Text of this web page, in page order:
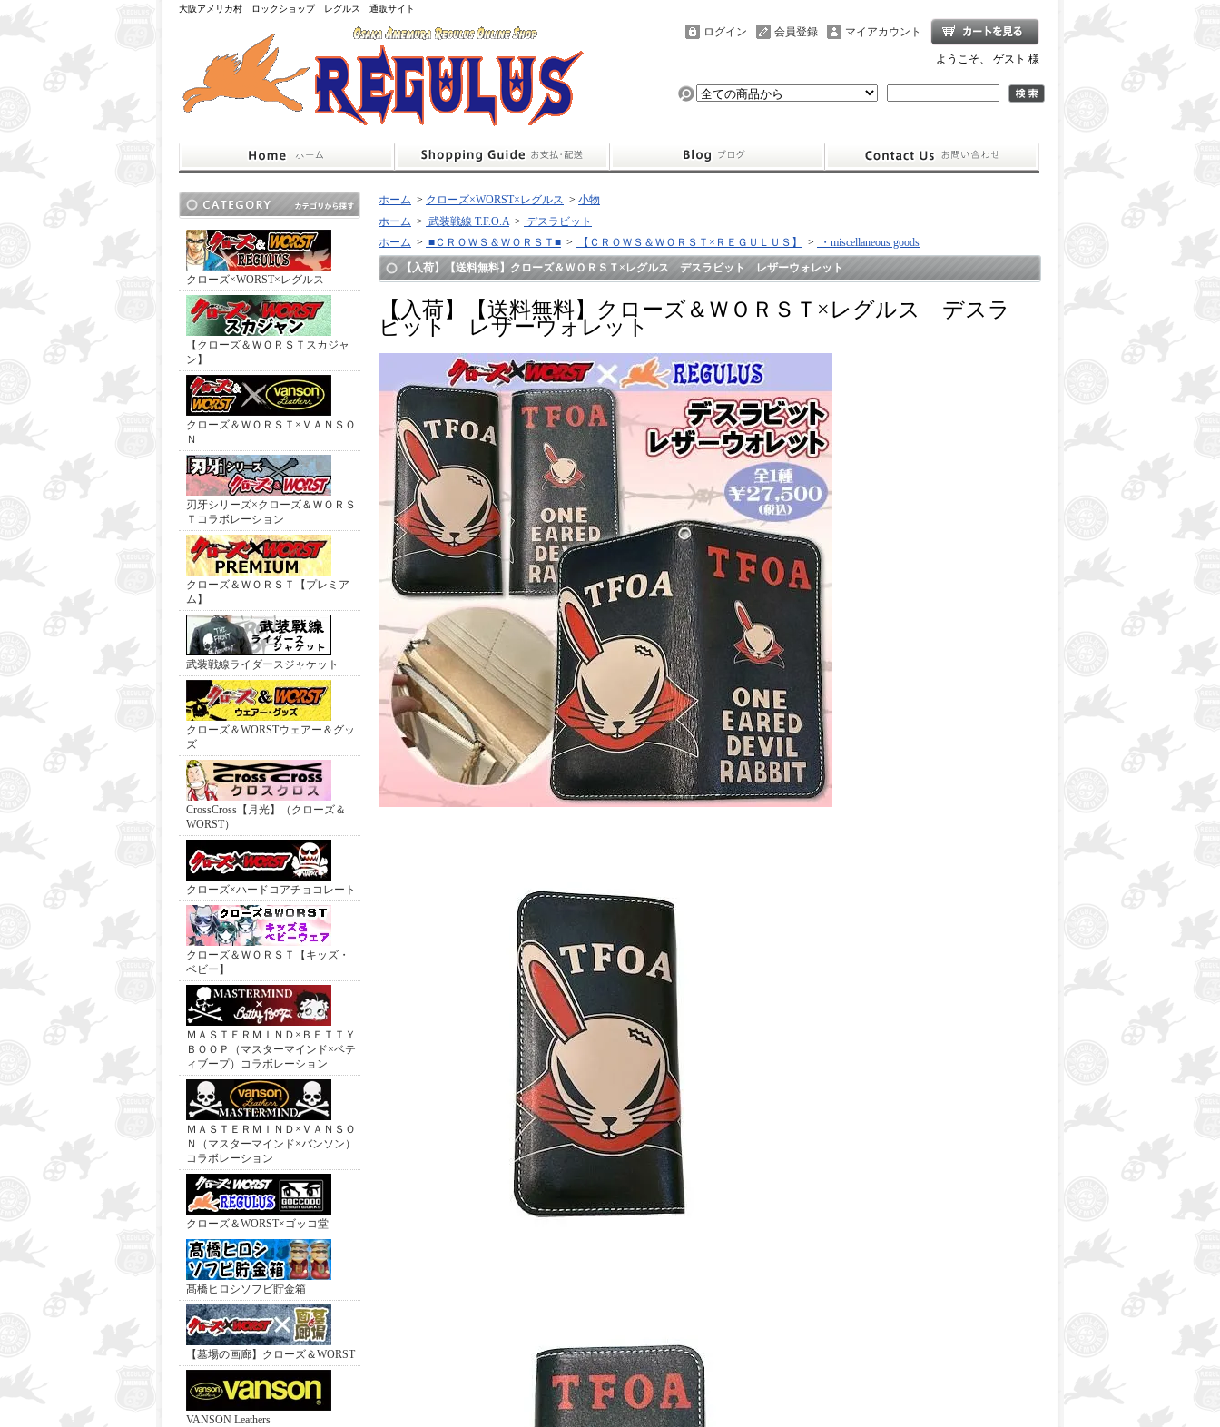
大阪アメリカ村 ロックショップ レグルス 通販サイト
マイアカウント
会員登録
ログイン
ようこそ、 ゲスト 様
クローズ×WORST×レグルス
【クローズ＆ＷＯＲＳＴスカジャ
ン】
クローズ＆ＷＯＲＳＴ×ＶＡＮＳＯ
Ｎ
刃牙シリーズ×クローズ＆ＷＯＲＳ
Ｔコラボレーション
クローズ＆ＷＯＲＳＴ【プレミア
ム】
武装戦線ライダースジャケット
クローズ＆WORSTウェアー＆グッ
ズ
CrossCross【月光】（クローズ＆
WORST）
クローズ×ハードコアチョコレート
クローズ＆ＷＯＲＳＴ【キッズ・
ベビー】
ＭＡＳＴＥＲＭＩＮＤ×ＢＥＴＴＹ
ＢＯＯＰ（マスターマインド×ベテ
ィブープ）コラボレーション
ＭＡＳＴＥＲＭＩＮＤ×ＶＡＮＳＯ
Ｎ（マスターマインド×バンソン）
コラボレーション
クローズ＆WORST×ゴッコ堂
髙橋ヒロシソフビ貯金箱
【墓場の画廊】クローズ＆WORST
VANSON Leathers
ホーム > クローズ×WORST×レグルス > 小物
ホーム > 武装戦線 T.F.O.A> デスラビット
ホーム > ■ＣＲＯＷＳ＆ＷＯＲＳＴ■ > 【ＣＲＯＷＳ＆ＷＯＲＳＴ×ＲＥＧＵＬＵＳ】 >
・miscellaneous goods
【入荷】【送料無料】クローズ＆ＷＯＲＳＴ×レグルス デスラビット レザーウォレット
【入荷】【送料無料】クローズ＆ＷＯＲＳＴ×レグルス デスラ
ビット レザーウォレット